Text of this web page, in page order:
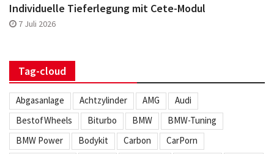
Individuelle Tieferlegung mit Cete-Modul
7 Juli 2026
Tag-cloud
Abgasanlage Achtzylinder AMG
Audi
BestofWheels
Biturbo BMW
BMW-Tuning
BMW Power
Bodykit Carbon
CarPorn